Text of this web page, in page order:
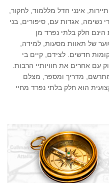
אינני חדל מללמוד, לחקור,
נשימה, אגדות עם, סיפורים, בני
הינם חלק בלתי נפרד מן
של תאוות מסעות, למידה,
חדשים. לצידם, קיים בי
עם אחרים את חוויותיי הרבות.
מדריך ומספר, מצלם
הוא חלק בלתי נפרד מחיי